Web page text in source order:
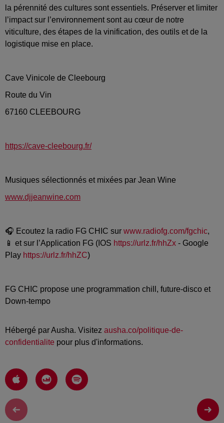
la pérennité des cultures sont essentiels. Préserver et limiter
l’impact sur l’environnement sont au cœur de notre
viticulture, des étapes de la vinification, des outils et de la
logistique mise en place.
Cave Vinicole de Cleebourg
Route du Vin
67160 CLEEBOURG
https://cave-cleebourg.fr/
Musiques sélectionnés et mixées par Jean Wine
www.djjeanwine.com
🎧 Ecoutez la radio FG CHIC sur www.radiofg.com/fgchic,
📱 et sur l’Application FG (IOS https://urlz.fr/hhZx - Google
Play https://urlz.fr/hhZC)
FG CHIC propose une programmation chill, future-disco et
Down-tempo
Hébergé par Ausha. Visitez ausha.co/politique-de-
confidentialite pour plus d'informations.